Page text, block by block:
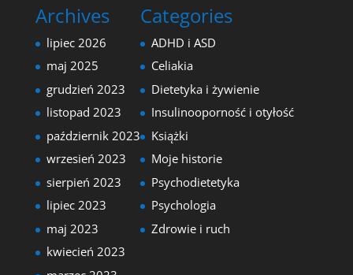
Archives
lipiec 2026
maj 2025
grudzień 2023
listopad 2023
październik 2023
wrzesień 2023
sierpień 2023
lipiec 2023
maj 2023
kwiecień 2023
Categories
ADHD i ASD
Celiakia
Dietetyka i żywienie
Insulinooporność i otyłość
Książki
Moje historie
Psychodietetyka
Psychologia
Zdrowie i ruch